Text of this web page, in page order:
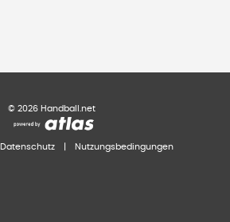
© 2026 Handball.net
Datenschutz Nutzungsbedingungen